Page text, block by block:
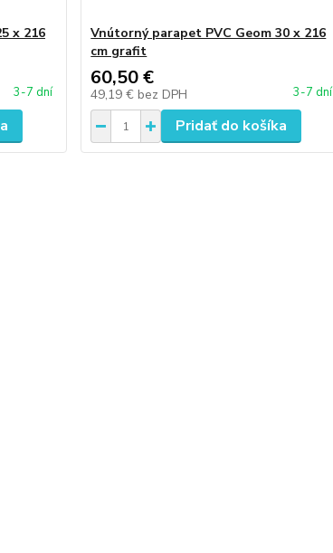
x 216
3-7 dní
Vnútorný parapet PVC Geom 30 x 216
cm grafit
60,50 €
49,19 € bez DPH 3-7 dní
Pridať do košíka